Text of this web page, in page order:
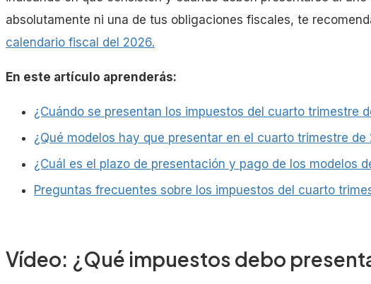
absolutamente ni una de tus obligaciones fiscales, te
calendario fiscal del 2026.
En este artículo aprenderás:
¿Cuándo se presentan los impuestos del cuarto trimestre
¿Qué modelos hay que presentar en el cuarto trimestre de
¿Cuál es el plazo de presentación y pago de los modelos
Preguntas frecuentes sobre los impuestos del cuarto
Vídeo: ¿Qué impuestos debo